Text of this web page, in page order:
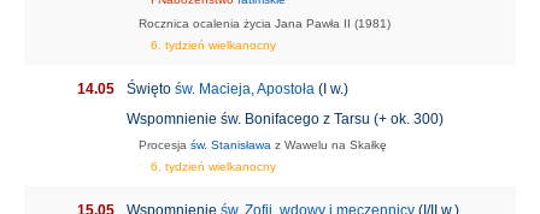
Rocznica ocalenia życia Jana Pawła II (1981)
6. tydzień wielkanocny
14.05 Święto św. Macieja, Apostoła (I w.)
Wspomnienie św. Bonifacego z Tarsu (+ ok. 300)
Procesja św. Stanisława z Wawelu na Skałkę
6. tydzień wielkanocny